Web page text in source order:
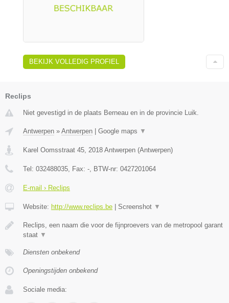
BEKIJK VOLLEDIG PROFIEL
Reclips
Niet gevestigd in de plaats Berneau en in de provincie Luik.
Antwerpen » Antwerpen Google maps ▼
Karel Oomsstraat 45, 2018 Antwerpen (Antwerpen)
Tel: 032488035, Fax: -, BTW-nr: 0427201064
E-mail › Reclips
Website: http://www.reclips.be Screenshot ▼
Reclips, een naam die voor de fijnproevers van de metropool garant
staat ▼
Diensten onbekend
Openingstijden onbekend
Sociale media: